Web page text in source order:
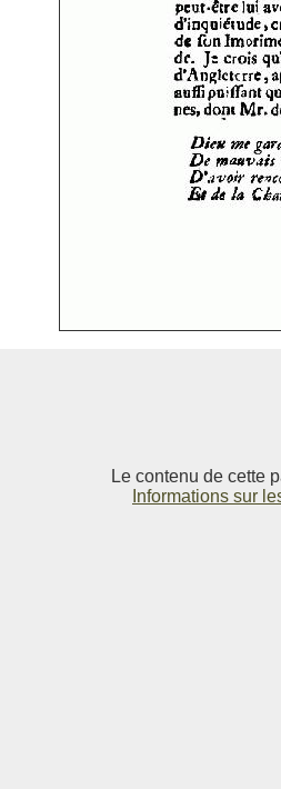
Le contenu de cette
Informations sur